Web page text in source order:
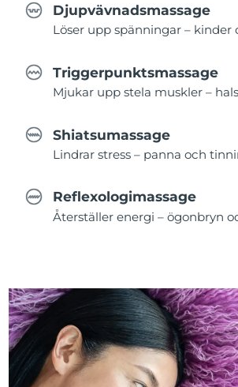
Djupvävnadsmassage
Löser upp spänningar – kinder
Triggerpunktsmassage
Mjukar upp stela muskler –
Shiatsumassage
Lindrar stress – panna och
Reflexologimassage
Återställer energi – ögonbryn